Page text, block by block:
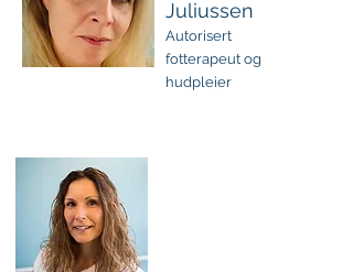
Juliussen
Autorisert
fotterapeut og
hudpleier